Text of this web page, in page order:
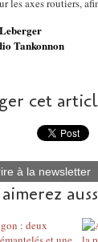
les axes routiers,
Tankonnon
cet
à la newsletter